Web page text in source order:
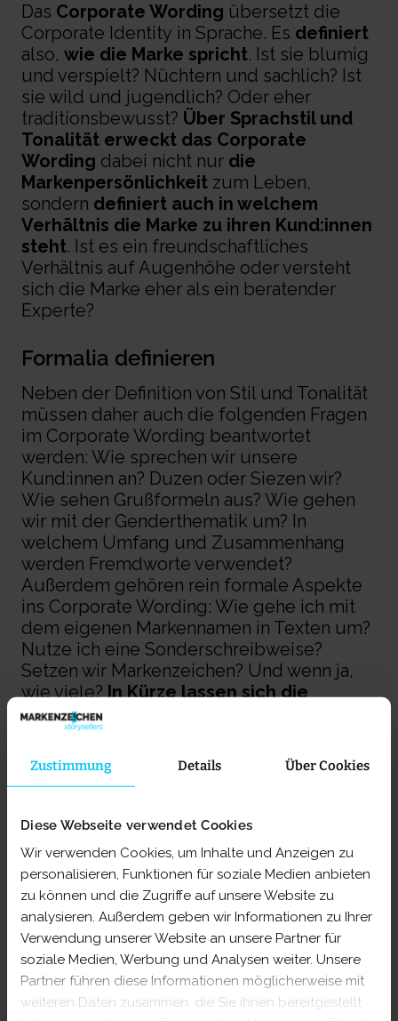
Zustimmung Details Über Cookies
Diese Webseite verwendet Cookies
Wir verwenden Cookies, um Inhalte und Anzeigen zu
personalisieren, Funktionen für soziale Medien anbieten
zu können und die Zugriffe auf unsere Website zu
analysieren. Außerdem geben wir Informationen zu Ihrer
Verwendung unserer Website an unsere Partner für
soziale Medien, Werbung und Analysen weiter. Unsere
Partner führen diese Informationen möglicherweise mit
weiteren Daten zusammen, die Sie ihnen bereitgestellt
Das Corporate Wording übersetzt die
Corporate Identity in Sprache. Es definiert
also, wie die Marke spricht. Ist sie blumig
und verspielt? Nüchtern und sachlich? Ist
sie wild und jugendlich? Oder eher
traditionsbewusst? Über Sprachstil und
Tonalität erweckt das Corporate
Wording dabei nicht nur die
Markenpersönlichkeit zum Leben,
sondern definiert auch in welchem
Verhältnis die Marke zu ihren Kund:innen
steht. Ist es ein freundschaftliches
Verhältnis auf Augenhöhe oder versteht
sich die Marke eher als ein beratender
Experte?
Formalia definieren
Neben der Definition von Stil und Tonalität
müssen daher auch die folgenden Fragen
im Corporate Wording beantwortet
werden: Wie sprechen wir unsere
Kund:innen an? Duzen oder Siezen wir?
Wie sehen Grußformeln aus? Wie gehen
wir mit der Genderthematik um? In
welchem Umfang und Zusammenhang
werden Fremdworte verwendet?
Außerdem gehören rein formale Aspekte
ins Corporate Wording: Wie gehe ich mit
dem eigenen Markennamen in Texten um?
Nutze ich eine Sonderschreibweise?
Setzen wir Markenzeichen? Und wenn ja,
wie viele?In Kürze lassen sich die
wichtigsten Bestandteile wie folgt
zusammenfassen:
enthalten:
Allgemeiner Sprachstil und Tonalität, die
die Markenpersönlichkeit und das
Verhältnis zu den Konsument:innen in
Sprache übersetzen
Sprachliche Besonderheiten, Keywords
und Worte, die nicht genutzt werden
dürfen (weil sie z. B. mit Mitbewerbern
assoziiert werden)